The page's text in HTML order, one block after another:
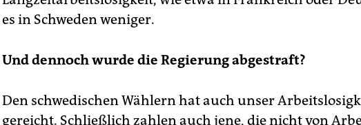
es in Schweden weniger.
Und dennoch wurde die Regierung abgestraft?
Den schwedischen Wählern hat auch unser
gereicht. Schließlich zahlen auch jene, die nicht von